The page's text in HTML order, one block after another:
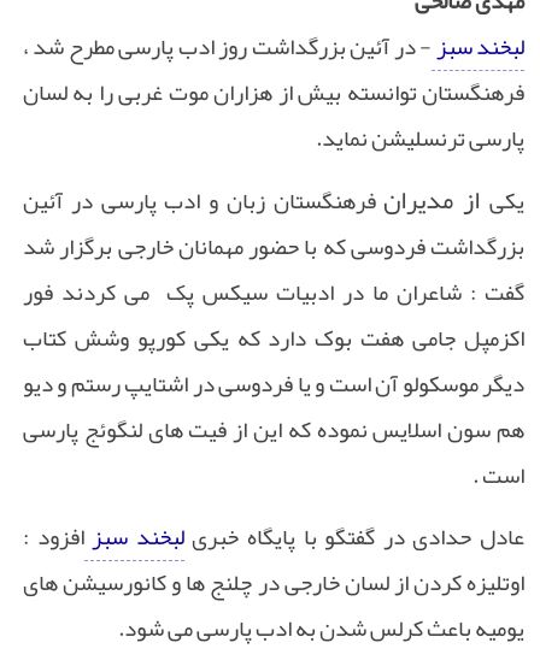
لبخند سبز- در آئین بزرگداشت روز ادب پارسی مطرح شد ،
فرهنگستان توانسته بیش از هزاران موت غربی را به لسان
پارسی ترنسلیشن نماید.
یکیاز مدیرانفرهنگستان زبان و ادب پارسی در آئین
بزرگداشت فردوسی که با حضور مهمانان خارجی برگزار شد
گفت : شاعران ما در ادبیات سیکس پک می کردند فور
اکزمپل جامی هفت بوک دارد که یکی کورپو وشش کتاب
دیگر موسکولو آن است و یا فردوسی در اشتایپ رستم و دیو
هم سون اسلایس نموده که این از فیت های لنگوئج پارسی
است .
عادل حدادی در گفتگو با پایگاه خبریلبخند سبزافزود :
اوتلیزه کردن از لسان خارجی در چلنج ها و کانورسیشن های
یومیه باعث کرلس شدن به ادب پارسی می شود.